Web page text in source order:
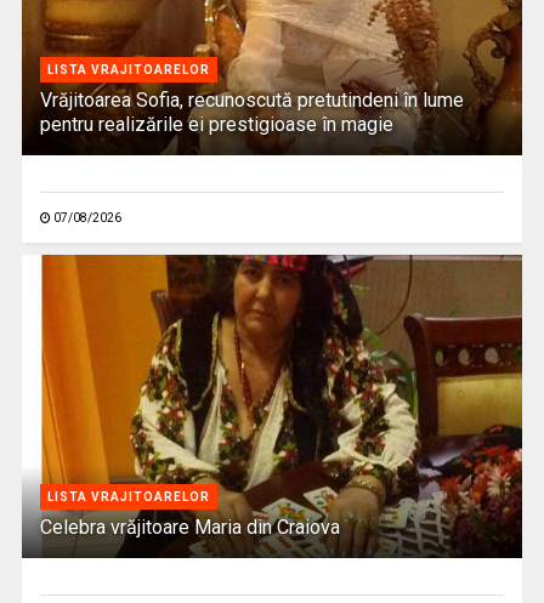
LISTA VRAJITOARELOR
Vrăjitoarea Sofia, recunoscută pretutindeni în lume
pentru realizările ei prestigioase în magie
07/08/2026
LISTA VRAJITOARELOR
Celebra vrăjitoare Maria din Craiova